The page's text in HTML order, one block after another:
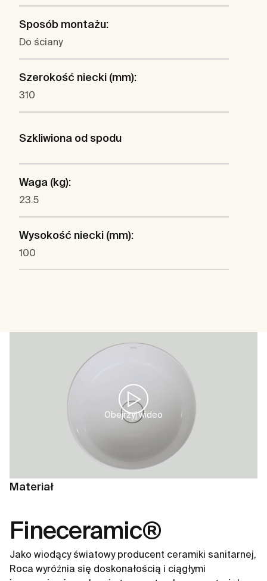
Sposób montażu:
Do ściany
Szerokość niecki (mm):
310
Szkliwiona od spodu
Waga (kg):
23.5
Wysokość niecki (mm):
100
Obejrzyj wideo
Materiał
Fineceramic®
Jako wiodący światowy producent ceramiki sanitarnej,
Roca wyróżnia się doskonałością i ciągłymi